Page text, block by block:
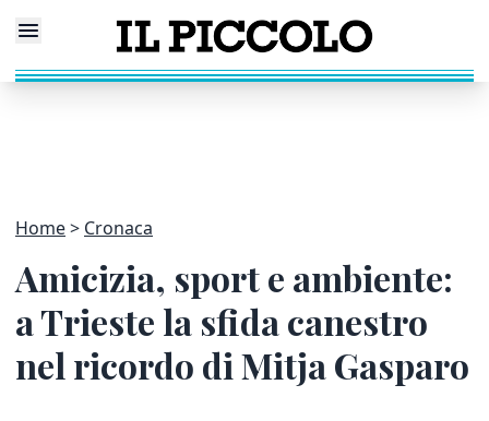
Home Cronaca
Amicizia, sport e ambiente:
a Trieste la sfida canestro
nel ricordo di Mitja Gasparo